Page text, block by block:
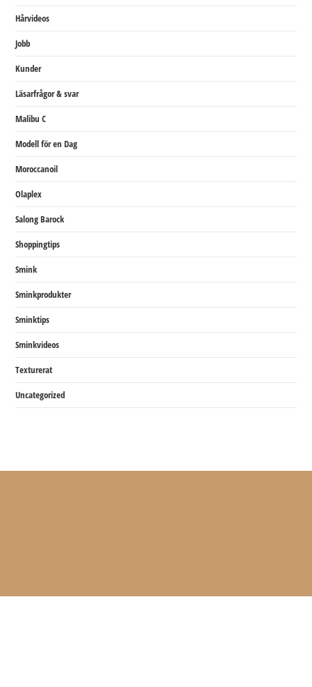
Hårvideos
Jobb
Kunder
Läsarfrågor & svar
Malibu C
Modell för en Dag
Moroccanoil
Olaplex
Salong Barock
Shoppingtips
Smink
Sminkprodukter
Sminktips
Sminkvideos
Texturerat
Uncategorized